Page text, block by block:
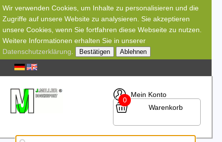
Wir verwenden Cookies, um Inhalte zu personalisieren und die
Zugriffe auf unsere Website zu analysieren. Sie akzeptieren
unsere Cookies, wenn Sie fortfahren diese Webseite zu nutzen.
Weitere Informationen erhalten Sie in unserer
Datenschutzerklärung
Bestätigen Ablehnen
Mein Konto
0
Warenkorb